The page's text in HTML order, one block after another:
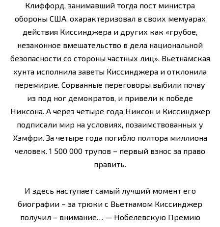
Клиффорд, занимавший тогда пост министра
обороны США, охарактеризовал в своих мемуарах
действия Киссинджера и других как «грубое,
незаконное вмешательство в дела национальной
безопасности со стороны частных лиц». Вьетнамская
хунта исполнила заветы Киссинджера и отклонила
перемирие. Сорванные переговоры выбили почву
из под ног демократов, и привели к победе
Никсона. А через четыре года Никсон и Киссинджер
подписали мир на условиях, позаимствованных у
Хэмфри. За четыре года погибло полтора миллиона
человек. 1 500 000 трупов – первый взнос за право
править.
И здесь наступает самый лучший момент его
биографии – за трюки с Вьетнамом Киссинджер
получил – внимание… — Нобелевскую Премию